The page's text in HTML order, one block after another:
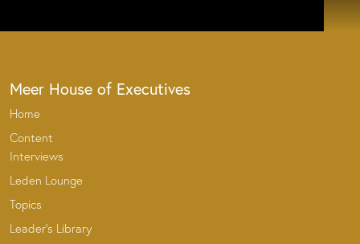
Meer House of Executives
Home
Content
Interviews
Leden Lounge
Topics
Leader’s Library